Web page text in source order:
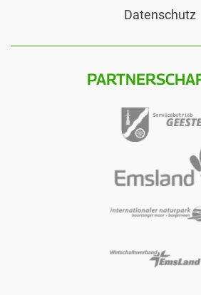
Datenschutz